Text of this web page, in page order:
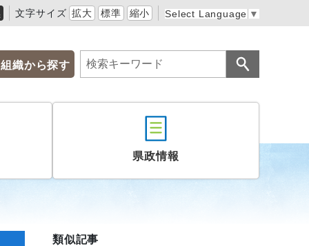
文字サイズ 拡大 標準 縮小 Select Language ▼
組織から探す
県政情報
類似記事